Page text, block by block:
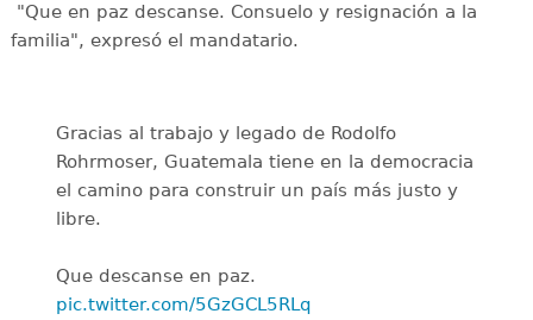
"Que en paz descanse. Consuelo y resignación a la
familia", expresó el mandatario.
Gracias al trabajo y legado de Rodolfo
Rohrmoser, Guatemala tiene en la democracia
el camino para construir un país más justo y
libre.
Que descanse en paz.
pic.twitter.com/5GzGCL5RLq